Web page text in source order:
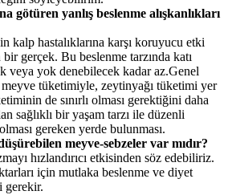
götüren yanlış beslenme alışkanlıkları
kalp hastalıklarına karşı koruyucu etki
gerçek. Bu beslenme tarzında katı
veya yok denebilecek kadar az.Genel
meyve tüketimiyle, zeytinyağı tüketimi yer
de sınırlı olması gerektiğini daha
sağlıklı bir yaşam tarzı ile düzenli
gereken yerde bulunması.
meyve-sebzeler var mıdır?
hızlandırıcı etkisinden söz edebiliriz.
için mutlaka beslenme ve diyet
gerekir.